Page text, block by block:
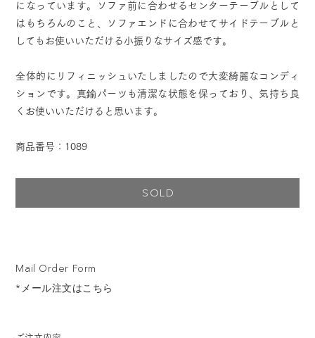
Mail Order Form
*メール注文はこちら
になっています。ソファ前に合わせるセンターテーブルとして
はもちろんのこと、ソファエンドに合わせてサイドテーブルと
してもお使いいただける小振りなサイズ感です。
全体的にリフィニッシュいたしましたので大変綺麗なコンディ
ションです。真鍮パーツも清潔な状態を保っており、気持ち良
くお使いいただけると思います。
商品番号：1089
SOLD